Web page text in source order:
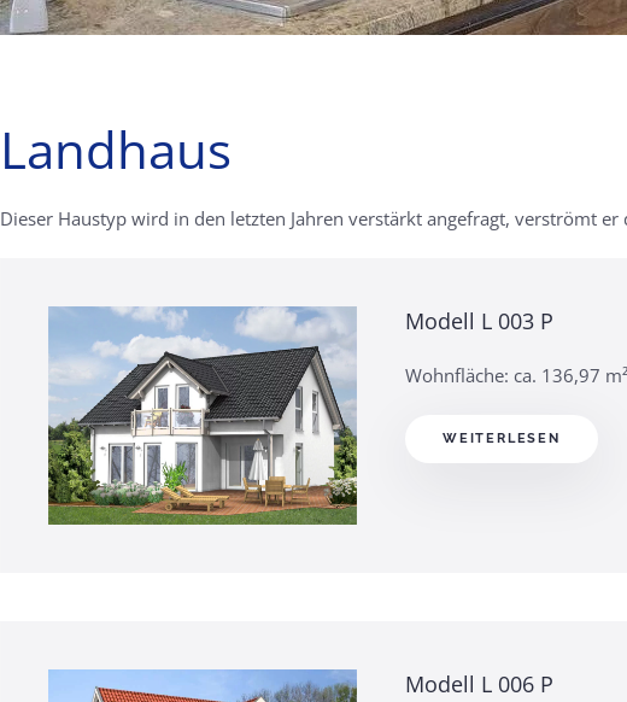
Landhaus
Dieser Haustyp wird in den letzten Jahren verstärkt angefragt, verströmt
Modell L 003 P
Wohnfläche: ca. 136,97 m²
WEITERLESEN
Modell L 006 P